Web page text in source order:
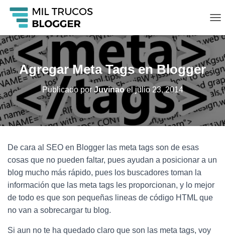
A
I
A
R
M
O
O
A
Agregar Meta Tags en Blogger
Publicado por Juvinaoel julio 23, 2014
De cara al SEO en Blogger las meta tags son de esas
cosas que no pueden faltar, pues ayudan a posicionar a un
blog mucho más rápido, pues los buscadores toman la
información que las meta tags les proporcionan, y lo mejor
de todo es que son pequeñas lineas de código HTML que
no van a sobrecargar tu blog.
Si aun no te ha quedado claro que son las meta tags, voy